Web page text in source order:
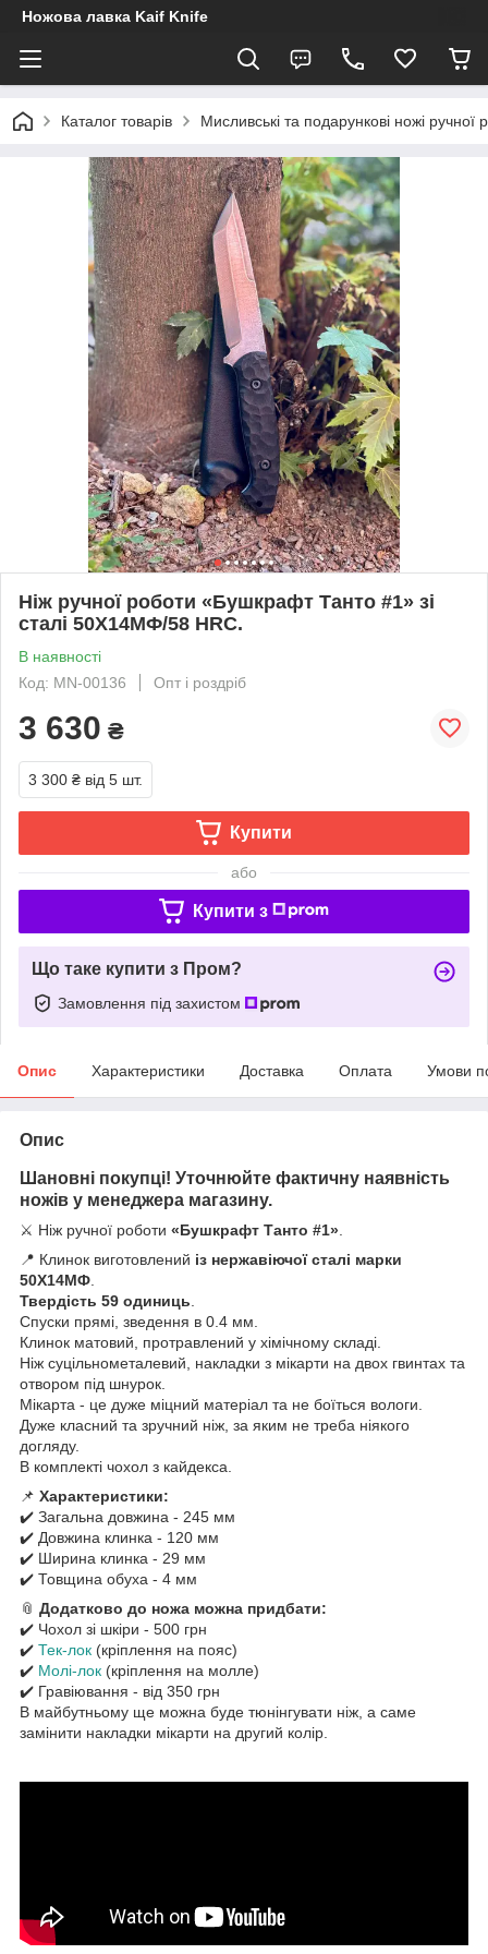
Ножова лавка Kaif Knife
Каталог товарів Мисливські та подарункові ножі ручної
Ніж ручної роботи «Бушкрафт Танто #1» зі
сталі 50Х14МФ/58 HRC.
В наявності
Код: MN-00136
Опт і роздріб
3 630 ₴
3 300 ₴ від 5 шт.
Купити
або
Купити з
Що таке купити з Пром?
Замовлення під захистом
Опис Характеристики Доставка Оплата Умови
Опис
Шановні покупці! Уточнюйте фактичну наявність
ножів у менеджера магазину.
⚔️ Ніж ручної роботи «Бушкрафт Танто #1»
📍 Клинок виготовлений із нержавіючої сталі марки
50Х14МФ
Твердість 59 одиниць
Спуски прямі, зведення в 0.4 мм.
Клинок матовий, протравлений у хімічному складі.
Ніж суцільнометалевий, накладки з мікарти на двох гвинтах та
отвором під шнурок.
Мікарта - це дуже міцний матеріал та не боїться вологи.
Дуже класний та зручний ніж, за яким не треба ніякого
догляду.
В комплекті чохол з кайдекса.
📌 Характеристики:
✔️ Загальна довжина - 245 мм
✔️ Довжина клинка - 120 мм
✔️ Ширина клинка - 29 мм
✔️ Товщина обуха - 4 мм
📎 Додатково до ножа можна придбати:
✔️ Чохол зі шкіри - 500 грн
✔️ Тек-лок (кріплення на пояс)
✔️ Молі-лок (кріплення на молле)
✔️ Гравіювання - від 350 грн
В майбутньому ще можна буде тюнінгувати ніж, а саме
замінити накладки мікарти на другий колір.